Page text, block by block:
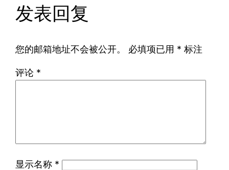
发表回复
您的邮箱地址不会被公开。 必填项已用 * 标注
评论 *
显示名称 *